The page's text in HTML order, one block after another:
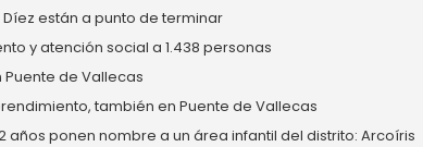
están a punto de terminar
y atención social a 1.438 personas
Puente de Vallecas
también en Puente de Vallecas
años ponen nombre a un área infantil del distrito: Arcoíris